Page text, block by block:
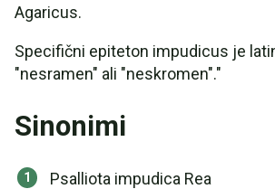
Agaricus.
Specifični epiteton impudicus je
"nesramen" ali "neskromen"."
Sinonimi
Psalliota impudica Rea